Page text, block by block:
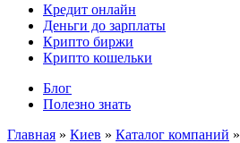
Кредит онлайн
Деньги до зарплаты
Крипто биржи
Крипто кошельки
Блог
Полезно знать
Главная » Киев » Каталог компаний »